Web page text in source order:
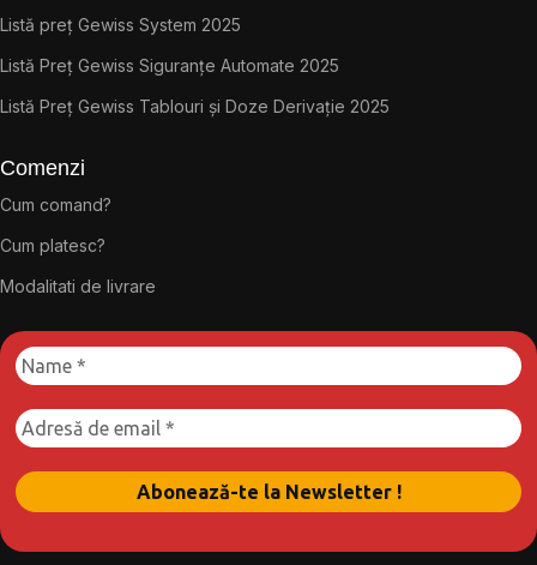
Listă preț Gewiss System 2025
Listă Preț Gewiss Siguranțe Automate 2025
Listă Preț Gewiss Tablouri și Doze Derivație 2025
Comenzi
Cum comand?
Cum platesc?
Modalitati de livrare